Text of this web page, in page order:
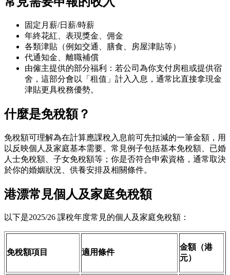
固定月薪/日薪/時薪
年終花紅、表現獎金、佣金
各類津貼（例如交通、膳食、房屋津貼等）
代通知金、離職補償
由僱主提供的部分福利：若公司為你支付房租或提供宿
舍，這部分會以「租值」計入入息，通常比直接拿現金
津貼更具稅務優勢。
什麼是免稅額？
免稅額可理解為在計算應課稅入息前可先扣減的一筆金額，用
以反映個人及家庭基本需要。常見例子包括基本免稅額、已婚
人士免稅額、子女免稅額等；你是否符合申索資格，通常取決
於你的婚姻狀況、供養安排及相關條件。
港漂常見個人及家庭免稅額
以下是2025/26 課稅年度常見的個人及家庭免稅額：
免稅額項目 適用條件
金額（港
元）